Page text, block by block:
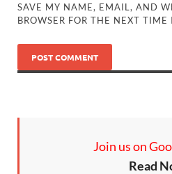
SAVE MY NAME, EMAIL, AND
BROWSER FOR THE NEXT
Join us on
Read